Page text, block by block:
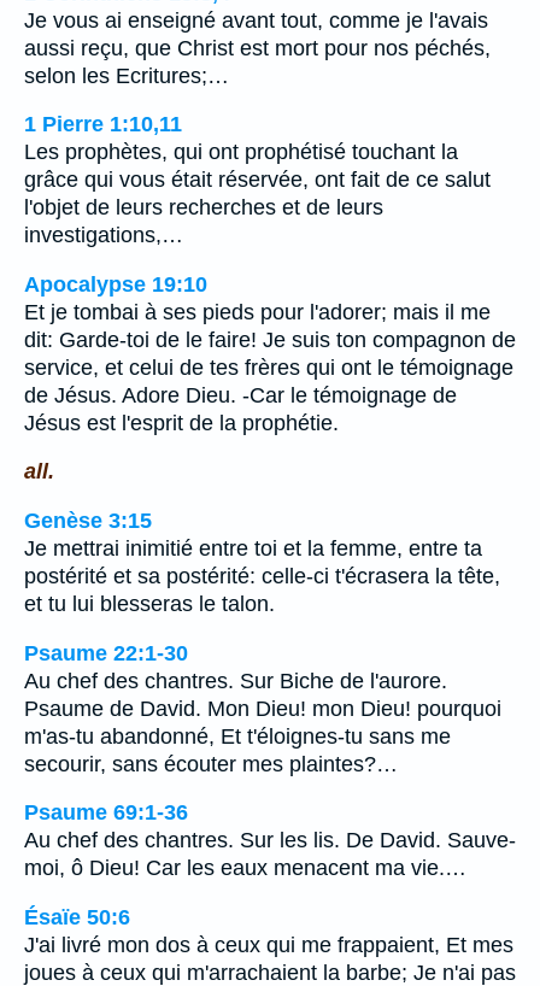
Je vous ai enseigné avant tout, comme je l'avais
aussi reçu, que Christ est mort pour nos péchés,
selon les Ecritures;…
1 Pierre 1:10,11
Les prophètes, qui ont prophétisé touchant la
grâce qui vous était réservée, ont fait de ce salut
l'objet de leurs recherches et de leurs
investigations,…
Apocalypse 19:10
Et je tombai à ses pieds pour l'adorer; mais il me
dit: Garde-toi de le faire! Je suis ton compagnon de
service, et celui de tes frères qui ont le témoignage
de Jésus. Adore Dieu. -Car le témoignage de
Jésus est l'esprit de la prophétie.
all.
Genèse 3:15
Je mettrai inimitié entre toi et la femme, entre ta
postérité et sa postérité: celle-ci t'écrasera la tête,
et tu lui blesseras le talon.
Psaume 22:1-30
Au chef des chantres. Sur Biche de l'aurore.
Psaume de David. Mon Dieu! mon Dieu! pourquoi
m'as-tu abandonné, Et t'éloignes-tu sans me
secourir, sans écouter mes plaintes?…
Psaume 69:1-36
Au chef des chantres. Sur les lis. De David. Sauve-
moi, ô Dieu! Car les eaux menacent ma vie.…
Ésaïe 50:6
J'ai livré mon dos à ceux qui me frappaient, Et mes
joues à ceux qui m'arrachaient la barbe; Je n'ai pas